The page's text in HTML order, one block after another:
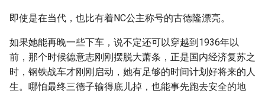
即使是在当代，也比有着NC公主称号的古德隆漂亮。
如果她能再晚一些下车，说不定还可以穿越到1936年以
前，那个时候德意志刚刚摆脱大萧条，正是国内经济复苏之
时，钢铁战车才刚刚启动，她有足够的时间计划好将来的人
生。哪怕最终三德子输得底儿掉，也能事先跑去安全的地